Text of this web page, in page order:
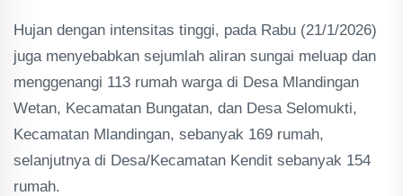
Hujan dengan intensitas tinggi, pada Rabu (21/1/2026)
juga menyebabkan sejumlah aliran sungai meluap dan
menggenangi 113 rumah warga di Desa Mlandingan
Wetan, Kecamatan Bungatan, dan Desa Selomukti,
Kecamatan Mlandingan, sebanyak 169 rumah,
selanjutnya di Desa/Kecamatan Kendit sebanyak 154
rumah.